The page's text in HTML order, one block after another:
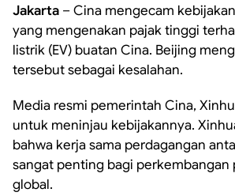
Jakarta – Cina mengecam kebijakan
yang mengenakan pajak tinggi
listrik (EV) buatan Cina. Beijing
tersebut sebagai kesalahan.
Media resmi pemerintah Cina,
untuk meninjau kebijakannya.
bahwa kerja sama perdagangan
sangat penting bagi perkembangan
global.